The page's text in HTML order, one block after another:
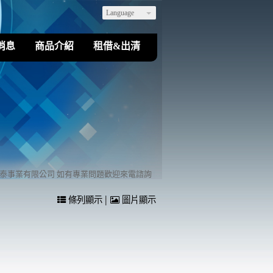
Language
息 商品介紹 租借&出清
公司 如有專業問題歡迎來電諮詢
條列顯示 | 圖片顯示